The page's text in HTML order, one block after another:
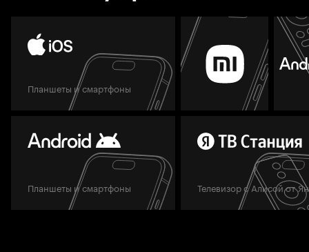
Планшеты и смартфоны
Планшеты и смартфоны Телевизор с Алисой от